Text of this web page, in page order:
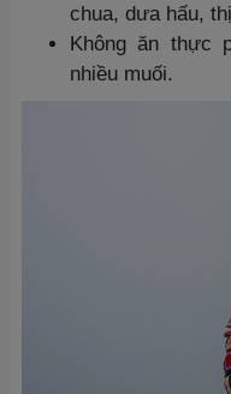
chua, dưa hấu,
Không ăn thực
nhiều muối.